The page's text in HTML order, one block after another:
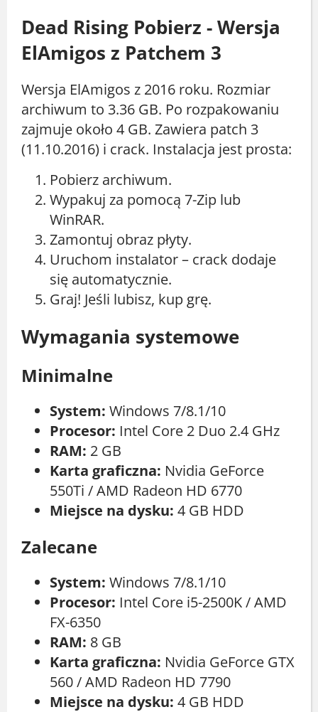
Dead Rising Pobierz - Wersja
ElAmigos z Patchem 3
Wersja ElAmigos z 2016 roku. Rozmiar
archiwum to 3.36 GB. Po rozpakowaniu
zajmuje około 4 GB. Zawiera patch 3
(11.10.2016) i crack. Instalacja jest prosta:
Pobierz archiwum.
Wypakuj za pomocą 7-Zip lub
WinRAR.
Zamontuj obraz płyty.
Uruchom instalator – crack dodaje
się automatycznie.
Graj! Jeśli lubisz, kup grę.
Wymagania systemowe
Minimalne
System: Windows 7/8.1/10
Procesor: Intel Core 2 Duo 2.4 GHz
RAM: 2 GB
Karta graficzna: Nvidia GeForce
550Ti / AMD Radeon HD 6770
Miejsce na dysku: 4 GB HDD
Zalecane
System: Windows 7/8.1/10
Procesor: Intel Core i5-2500K / AMD
FX-6350
RAM: 8 GB
Karta graficzna: Nvidia GeForce GTX
560 / AMD Radeon HD 7790
Miejsce na dysku: 4 GB HDD